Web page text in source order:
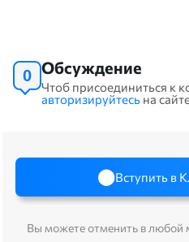
0 Обсуждение
Чтоб присоединиться к
авторизируйтесь на
Вступить в
Вы можете отменить в любой